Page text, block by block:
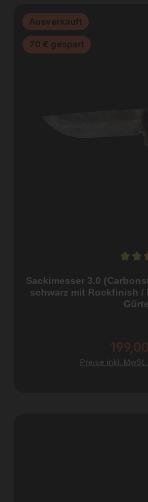
Ausverkauft
70 € gespartRabatt
Sackimesser 3.0
schwarz mit Rockfinish /
Preise inkl.